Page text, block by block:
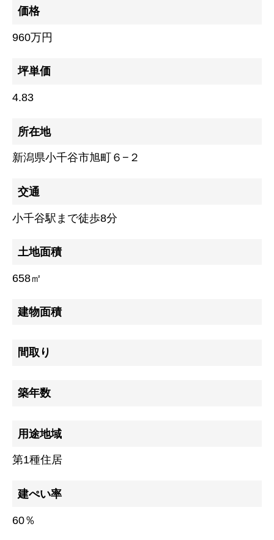
住宅
リフォーム
不動産
環境事業
価格
960万円
坪単価
4.83
所在地
新潟県小千谷市旭町６−２
交通
小千谷駅まで徒歩8分
土地面積
658㎡
建物面積
間取り
築年数
用途地域
第1種住居
建ぺい率
60％